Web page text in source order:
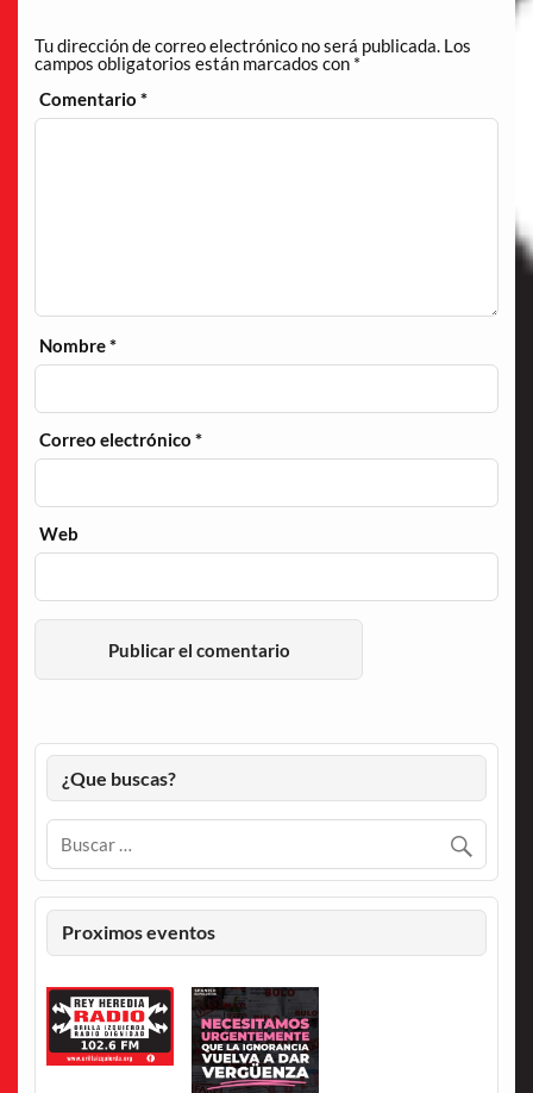
Tu dirección de correo electrónico no será publicada. Los
campos obligatorios están marcados con *
Comentario*
Nombre*
Correo electrónico*
Web
¿Que buscas?
Proximos eventos